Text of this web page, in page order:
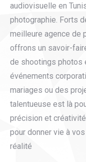
audiovisuelle en
photographie. Forts
meilleure agence de
offrons un savoir-
de shootings photos
événements
mariages ou des
talentueuse est là
précision et
pour donner vie à
réalité